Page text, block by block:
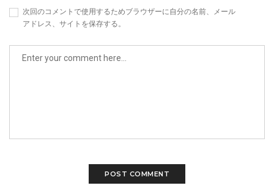
次回のコメントで使用するためブラウザーに自分の名前、メール
アドレス、サイトを保存する。